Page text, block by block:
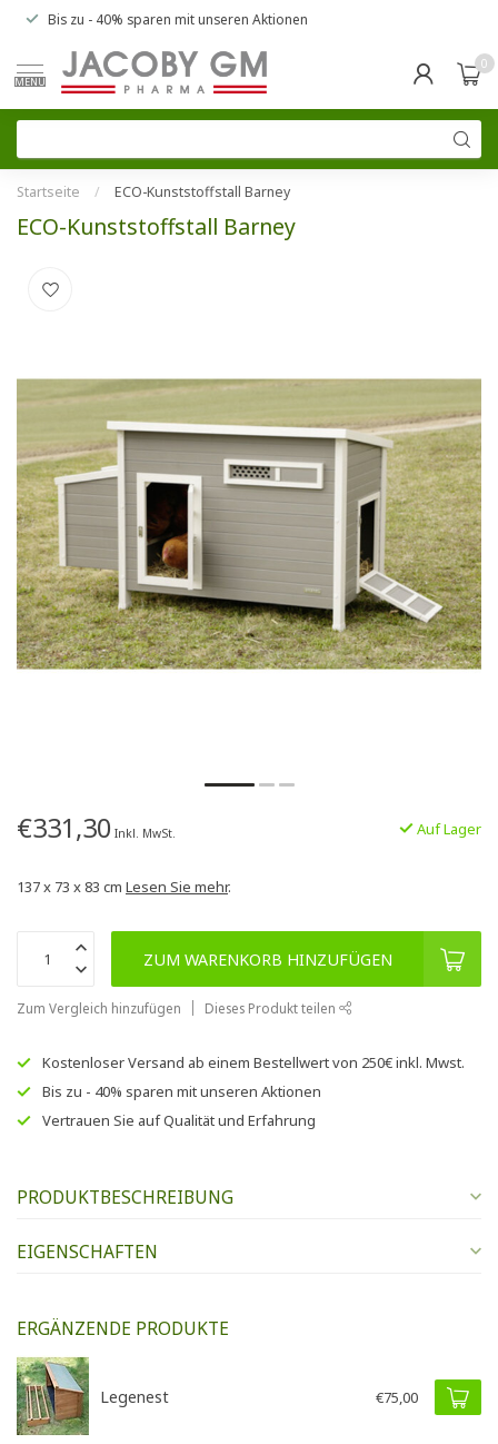
Bis zu - 40% sparen mit unseren Aktionen
MENU
0
Startseite / ECO-Kunststoffstall Barney
ECO-Kunststoffstall Barney
€331,30 Inkl. MwSt. Auf Lager
137 x 73 x 83 cm Lesen Sie mehr.
ZUM WARENKORB HINZUFÜGEN
Zum Vergleich hinzufügen Dieses Produkt teilen
Kostenloser Versand ab einem Bestellwert von 250€inkl. Mwst.
Bis zu - 40% sparen mit unseren Aktionen
Vertrauen Sie aufQualität und Erfahrung
PRODUKTBESCHREIBUNG
EIGENSCHAFTEN
ERGÄNZENDE PRODUKTE
Legenest €75,00